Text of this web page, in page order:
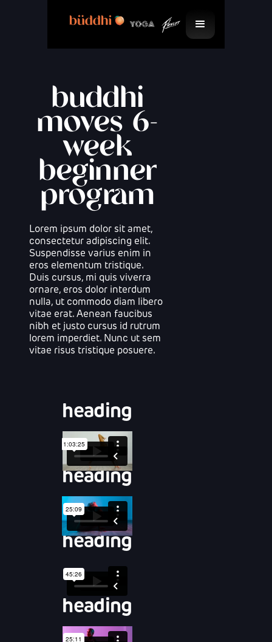
buddhi
moves 6-
week
beginner
program
Lorem ipsum dolor sit amet,
consectetur adipiscing elit.
Suspendisse varius enim in
eros elementum tristique.
Duis cursus, mi quis viverra
ornare, eros dolor interdum
nulla, ut commodo diam libero
vitae erat. Aenean faucibus
nibh et justo cursus id rutrum
lorem imperdiet. Nunc ut sem
vitae risus tristique posuere.
heading
heading
heading
heading